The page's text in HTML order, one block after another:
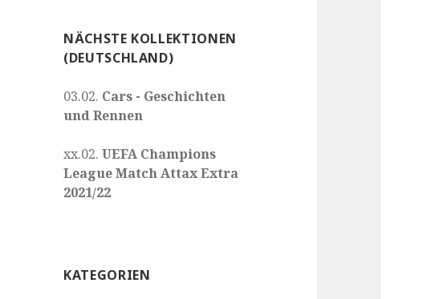
NÄCHSTE KOLLEKTIONEN
(DEUTSCHLAND)
03.02. Cars - Geschichten
und Rennen
xx.02.UEFA Champions
League Match Attax Extra
2021/22
KATEGORIEN